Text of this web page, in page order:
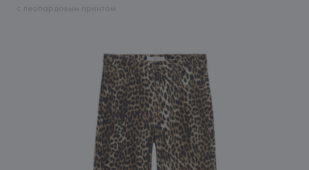
с леопардовым принтом